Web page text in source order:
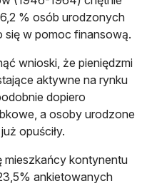
% osób urodzonych
się w pomoc finansową.
wnioski, że pieniędzmi
aktywne na rynku
dopiero
a osoby urodzone
opuściły.
mieszkańcy kontynentu
ankietowanych